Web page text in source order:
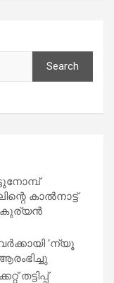
Search
കാൽനാട്ട്
കുര്യൻ
‘ന്യൂ
തട്ടിപ്പ്